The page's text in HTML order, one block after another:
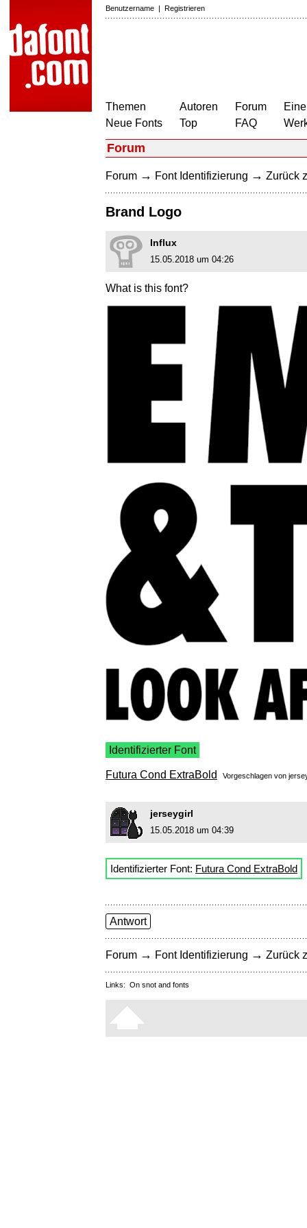
Benutzername | Registrieren
Themen
Neue Fonts
Autoren
Top
Forum
FAQ
Forum
Forum → Font Identifizierung → Zurück
Brand Logo
Influx
15.05.2018 um 04:26
What is this font?
Identifizierter Font
Futura Cond ExtraBold Vorgeschlagen von
jerseygirl
15.05.2018 um 04:39
Identifizierter Font: Futura Cond ExtraBold
Antwort
Forum → Font Identifizierung → Zurück
Links: On snot and fonts